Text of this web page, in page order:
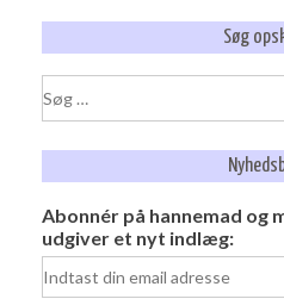
Søg
Søg
efter:
Abonnér på hannemad og
udgiver et nyt indlæg: